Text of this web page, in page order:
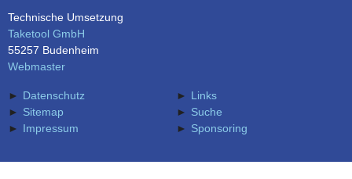
Technische Umsetzung
Taketool GmbH
55257 Budenheim
Webmaster
Datenschutz
Links
Sitemap
Suche
Impressum
Sponsoring